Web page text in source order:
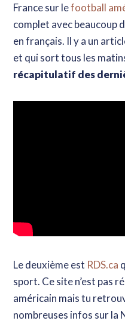
France sur lefootball
complet avec beaucoup
en français. Il y a un
et qui sort tous les
récapitulatif des
Le deuxième est RDS.ca
sport. Ce site n’est pas
américain mais tu
nombreuses infos sur la